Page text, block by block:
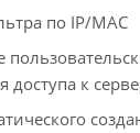
по IP/MAC
доступа к